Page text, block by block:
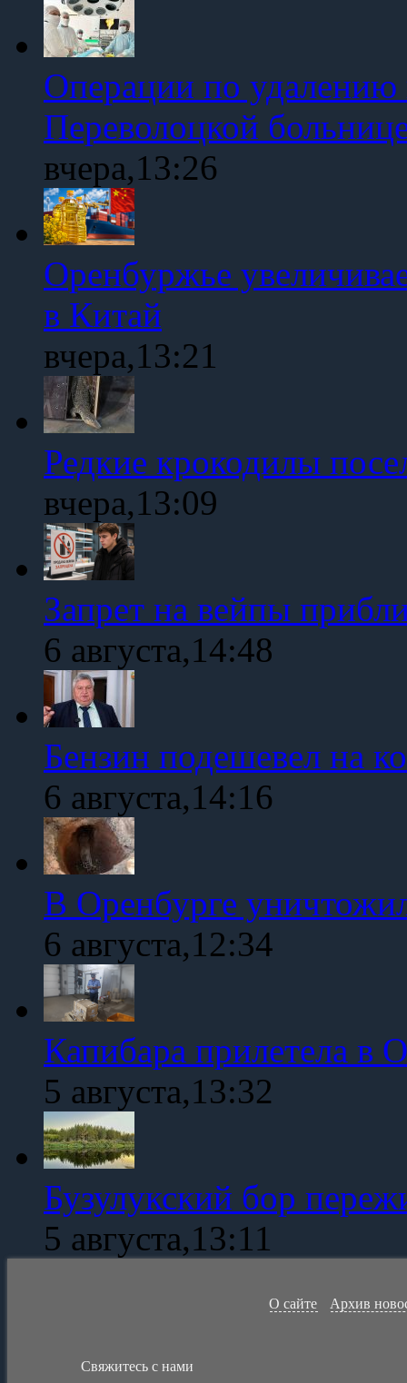
Операции по удалению
Переволоцкой
вчера,13:26
Оренбуржье
в Китай
вчера,13:21
Редкие крокодилы
вчера,13:09
Запрет на вейпы
6 августа,14:48
Бензин подешевел на
6 августа,14:16
В Оренбурге
6 августа,12:34
Капибара прилетела в
5 августа,13:32
Бузулукский бор
5 августа,13:11
О сайте Архив
Свяжитесь с нами